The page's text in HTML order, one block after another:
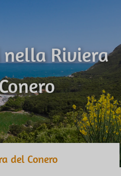
Riviera
del Conero